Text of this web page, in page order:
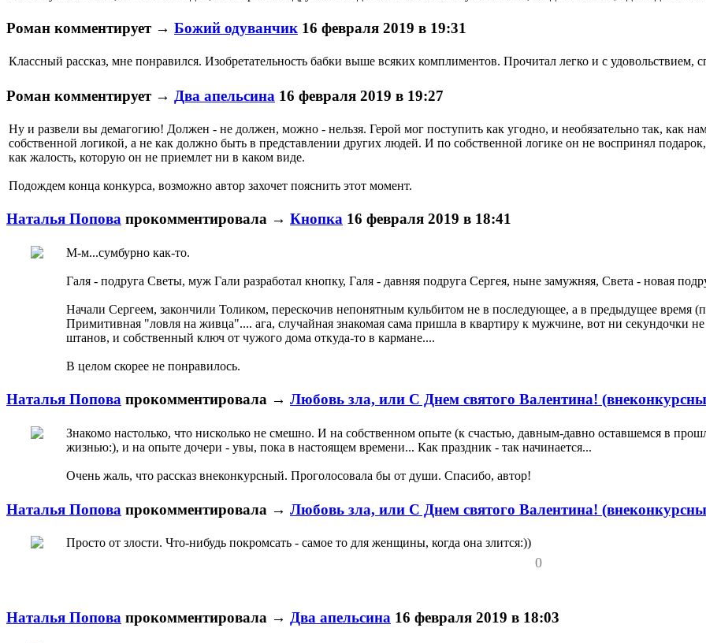
Роман комментирует→ Божий одуванчик 16 февраля 2019 в 19:31
Классный рассказ, мне понравился. Изобретательность бабки выше всяких комплиментов. Прочитал легко и с удовольствием,
Роман комментирует→ Два апельсина 16 февраля 2019 в 19:27
Ну и развели вы демагогию! Должен - не должен, можно - нельзя. Герой мог поступить как угодно, и необязательно так, как
собственной логикой, а не как должно быть в представлении других людей. И по собственной логике он не воспринял
как жалость, которую он не приемлет ни в каком виде.
Подождем конца конкурса, возможно автор захочет пояснить этот момент.
Наталья Попова прокомментировала → Кнопка 16 февраля 2019 в 18:41
М-м...сумбурно как-то.
Галя - подруга Светы, муж Гали разработал кнопку, Галя - давняя подруга Сергея, ныне замужняя, Света - новая
Начали Сергеем, закончили Толиком, перескочив непонятным кульбитом не в последующее, а в предыдущее время
Примитивная "ловля на живца".... ага, случайная знакомая сама пришла в квартиру к мужчине, вот ни секундочки не
штанов, и собственный ключ от чужого дома откуда-то в кармане....
В целом скорее не понравилось.
Наталья Попова прокомментировала → Любовь зла, или С Днем святого Валентина!
Знакомо настолько, что нисколько не смешно. И на собственном опыте (к счастью, давным-давно оставшемся в
жизнью:), и на опыте дочери - увы, пока в настоящем времени... Как праздник - так начинается...
Очень жаль, что рассказ внеконкурсный. Проголосовала бы от души. Спасибо, автор!
Наталья Попова прокомментировала → Любовь зла, или С Днем святого Валентина!
Просто от злости. Что-нибудь покромсать - самое то для женщины, когда она злится:))
0
Наталья Попова прокомментировала → Два апельсина 16 февраля 2019 в 18:03